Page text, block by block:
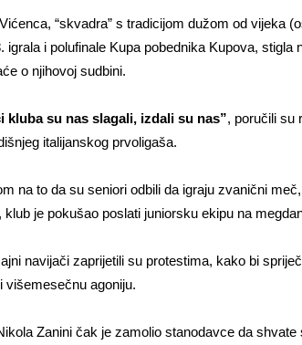
“skvadra” s tradicijom dužom od vijeka
igrala i polufinale Kupa pobednika Kupova,
o njihovoj sudbini.
kluba su nas slagali, izdali su nas”, poručili su
italijanskog prvoligaša.
na to da su seniori odbili da igraju zvanični
klub je pokušao poslati juniorsku ekipu na
navijači zaprijetili su protestima, kako bi
višemesečnu agoniju.
Zanini čak je zamolio stanodavce da